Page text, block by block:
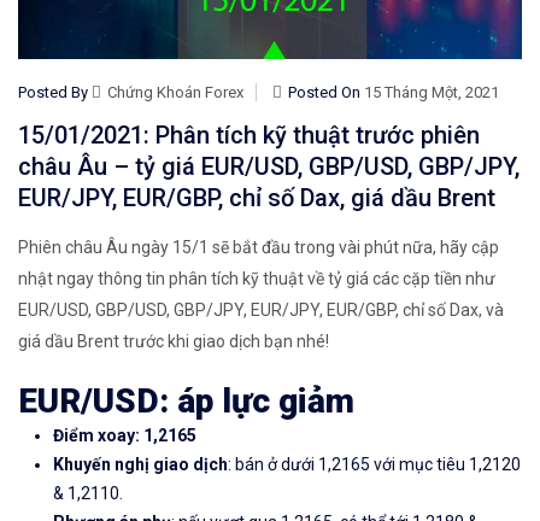
Posted By Chứng Khoán Forex Posted On 15 Tháng Một, 2021
15/01/2021: Phân tích kỹ thuật trước phiên
châu Âu – tỷ giá EUR/USD, GBP/USD, GBP/JPY,
EUR/JPY, EUR/GBP, chỉ số Dax, giá dầu Brent
Phiên châu Âu ngày 15/1 sẽ bắt đầu trong vài phút nữa, hãy cập
nhật ngay thông tin phân tích kỹ thuật về tỷ giá các cặp tiền như
EUR/USD, GBP/USD, GBP/JPY, EUR/JPY, EUR/GBP, chỉ số Dax, và
giá dầu Brent trước khi giao dịch bạn nhé!
EUR/USD: áp lực giảm
Điểm xoay: 1,2165
Khuyến nghị giao dịch: bán ở dưới 1,2165 với mục tiêu 1,2120
& 1,2110.